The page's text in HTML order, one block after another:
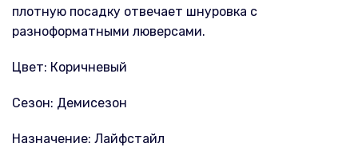
плотную посадку отвечает шнуровка с
разноформатными люверсами.
Цвет: Коричневый
Сезон: Демисезон
Назначение: Лайфстайл